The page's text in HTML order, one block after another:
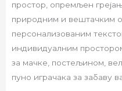
простор, опремљен
природним и вештачким
персонализованим
индивидуалним
за мачке, постељином,
пуно играчака за забаву